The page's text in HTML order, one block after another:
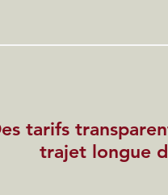
tarifs
trajet longue